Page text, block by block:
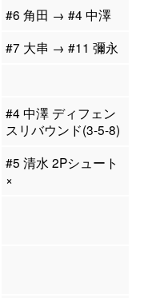
#6 角田 → #4 中澤
#7 大串 → #11 彌永
#4 中澤 ディフェン
スリバウンド(3-5-8)
#5 清水 2Pシュート
×